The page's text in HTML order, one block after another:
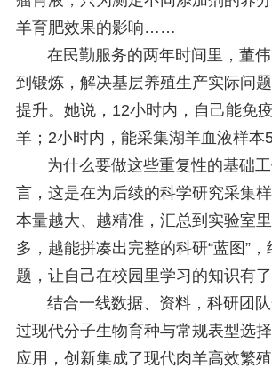
羊育肥效果的影响……
在民勤服务的两年时间里，董
到锻炼，解决基层养殖生产实际问
提升。她说，12小时内，自己能免
羊；2小时内，能采集湖羊血液样本
为什么要做这些重复性的基础
言，这是在为后续的科学研究采集
本量越大、越精准，汇总到实验室
多，越能拼凑出完整的科研“蓝图”
题，让自己在校园里学习的知识有了
结合一线数据、资料，科研团
过现代分子生物育种与常规表型选
应用，创新集成了现代肉羊高效繁